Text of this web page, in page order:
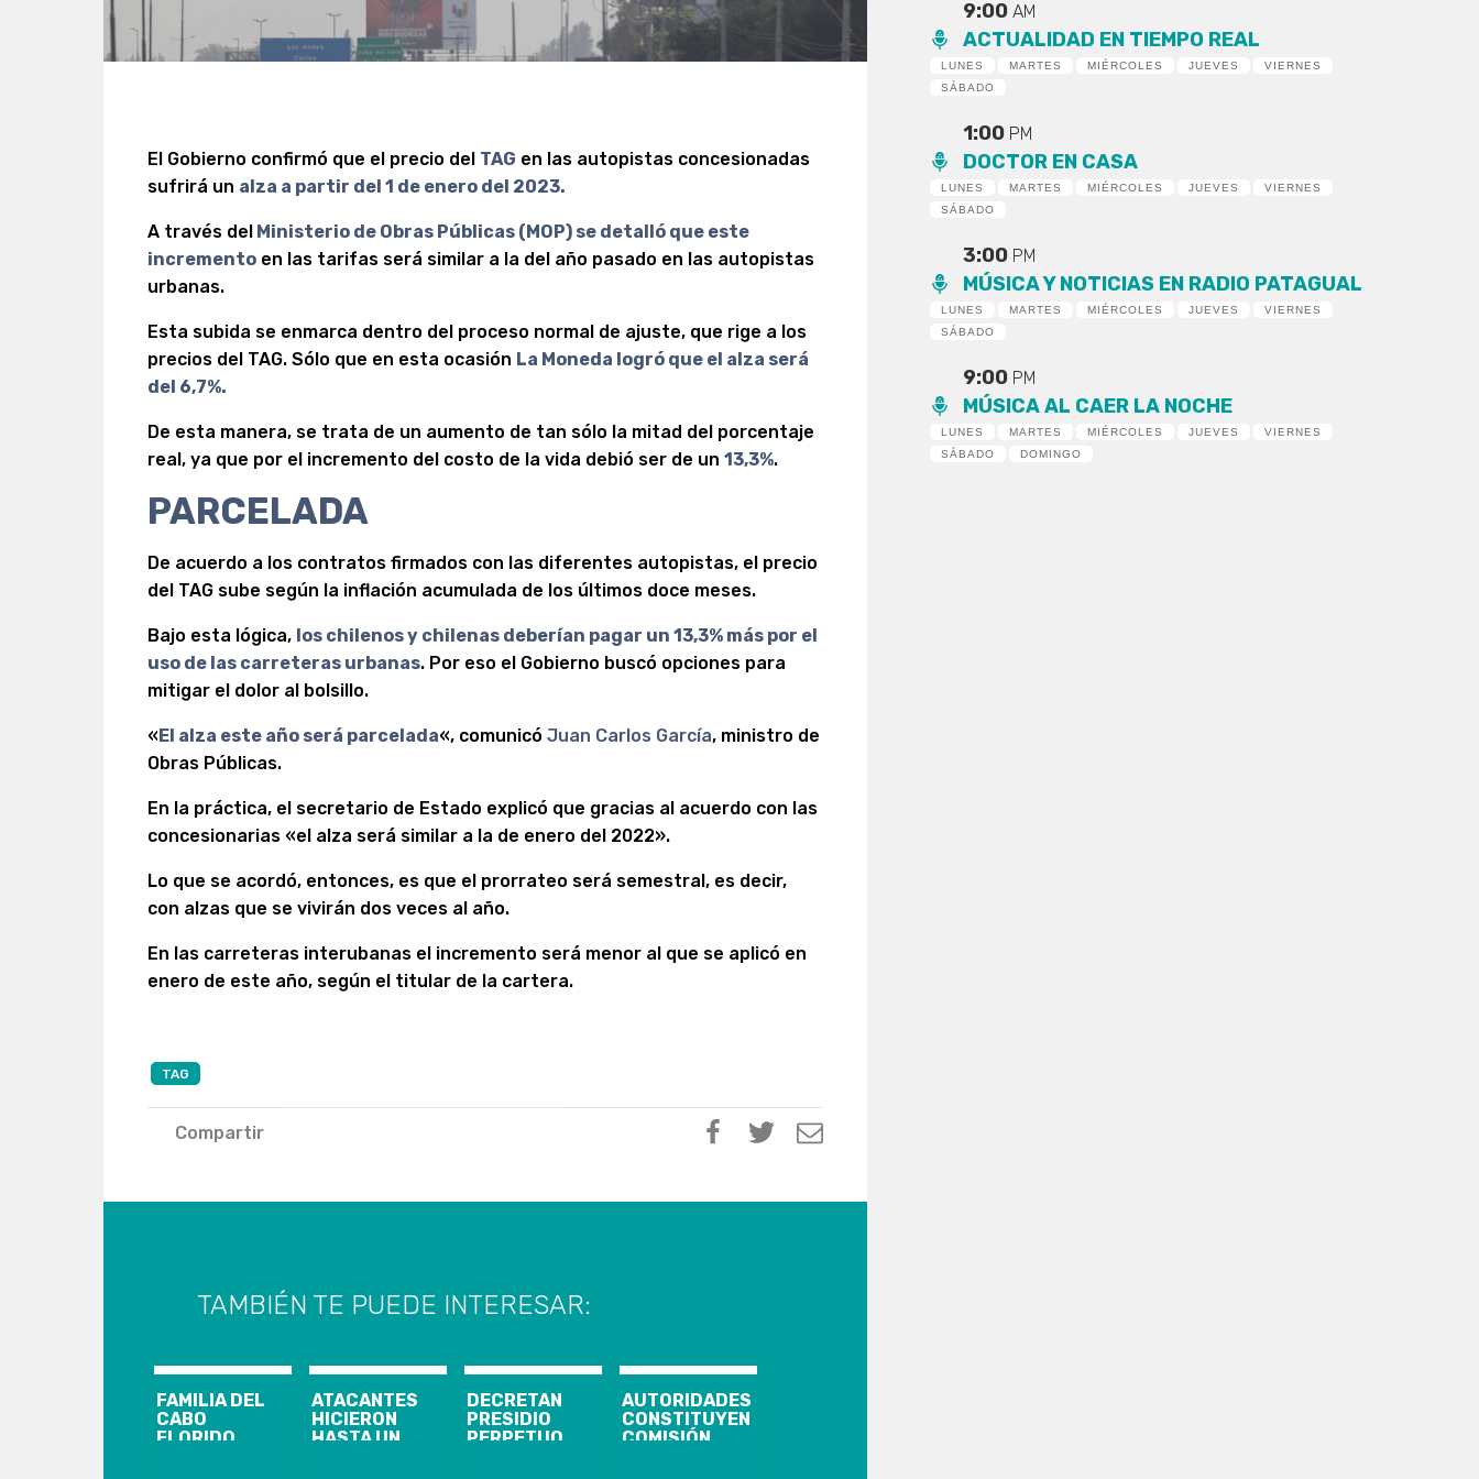
El Gobierno confirmó que el precio del TAG en las autopistas concesionadas
sufrirá un alza a partir del 1 de enero del 2023.
A través del Ministerio de Obras Públicas (MOP) se detalló que este
incremento en las tarifas será similar a la del año pasado en las autopistas
urbanas.
Esta subida se enmarca dentro del proceso normal de ajuste, que rige a los
precios del TAG. Sólo que en esta ocasión La Moneda logró que el alza será
del 6,7%.
De esta manera, se trata de un aumento de tan sólo la mitad del porcentaje
real, ya que por el incremento del costo de la vida debió ser de un13,3%.
PARCELADA
De acuerdo a los contratos firmados con las diferentes autopistas, el precio
del TAG sube según la inflación acumulada de los últimos doce meses.
Bajo esta lógica, los chilenos y chilenas deberían pagar un 13,3% más por el
uso de las carreteras urbanas. Por eso el Gobierno buscó opciones para
mitigar el dolor al bolsillo.
«El alza este año será parcelada«, comunicóJuan Carlos García, ministro de
Obras Públicas.
En la práctica, el secretario de Estado explicó que gracias al acuerdo con las
concesionarias «el alza será similar a la de enero del 2022».
Lo que se acordó, entonces, es que el prorrateo será semestral, es decir,
con alzas que se vivirán dos veces al año.
En las carreteras interubanas el incremento será menor al que se aplicó en
enero de este año, según el titular de la cartera.
TAG
Compartir
TAMBIÉN TE PUEDE INTERESAR:
FAMILIA DEL
CABO
FLORIDO
ATACANTES
HICIERON
HASTA UN
DECRETAN
PRESIDIO
PERPETUO
AUTORIDADES
CONSTITUYEN
COMISIÓN
9:00AM
ACTUALIDAD EN TIEMPO REAL
LUNES MARTES MIÉRCOLES JUEVES
VIERNES
SÁBADO
1:00 PM
DOCTOR EN CASA
LUNES MARTES MIÉRCOLES JUEVES
VIERNES
SÁBADO
3:00 PM
MÚSICA Y NOTICIAS EN RADIO PATAGUAL
LUNES MARTES MIÉRCOLES JUEVES
VIERNES
SÁBADO
9:00 PM
MÚSICA AL CAER LA NOCHE
LUNES MARTES MIÉRCOLES JUEVES
VIERNES
SÁBADO
DOMINGO